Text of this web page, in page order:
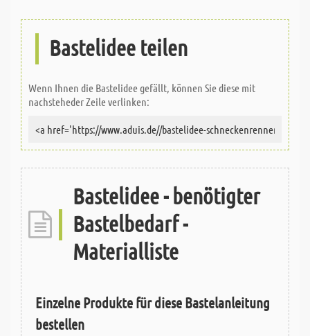
Bastelidee teilen
Wenn Ihnen die Bastelidee gefällt, können Sie diese mit
nachsteheder Zeile verlinken:
Bastelidee - benötigter
Bastelbedarf -
Materialliste
Einzelne Produkte für diese Bastelanleitung
bestellen